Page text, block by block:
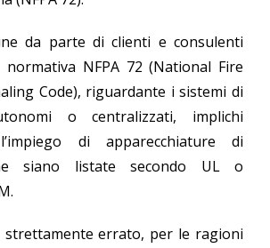
da parte di clienti e consulenti
NFPA 72 (National Fire
Code), riguardante i sistemi di
o centralizzati, implichi
di apparecchiature di
siano listate secondo UL o
strettamente errato, per le ragioni